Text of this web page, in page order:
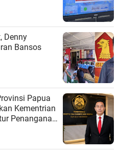
Denny
Bansos
Papua
Kementrian
Penanganan